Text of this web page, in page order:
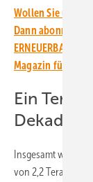
Wollen Sie über
Dann abonnieren
ERNEUERBARE
Magazin für
Ein
Dekade
Insgesamt waren
von 2,2 Terawatt